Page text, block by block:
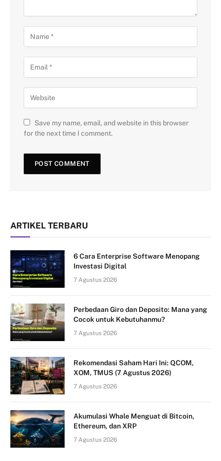
Save my name, email, and website in this browser
for the next time I comment.
ARTIKEL TERBARU
6 Cara Enterprise Software Menopang
Investasi Digital
7 Agustus 2026
Perbedaan Giro dan Deposito: Mana yang
Cocok untuk Kebutuhanmu?
7 Agustus 2026
Rekomendasi Saham Hari Ini: QCOM,
XOM, TMUS (7 Agustus 2026)
7 Agustus 2026
Akumulasi Whale Menguat di Bitcoin,
Ethereum, dan XRP
7 Agustus 2026